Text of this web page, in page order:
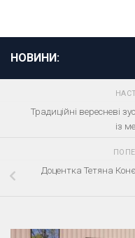
НОВИНИ:
Традиційні вересневі
із
Доцентка Тетяна